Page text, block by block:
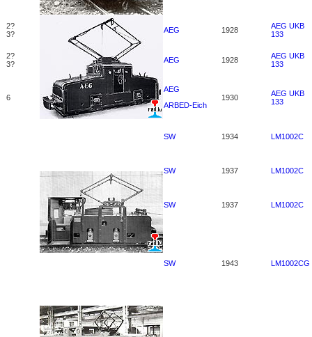
2?
3?
AEG 1928
AEG UKB
133
2?
3?
AEG 1928
AEG UKB
133
6
AEG
ARBED-Eich
1930
AEG UKB
133
SW 1934 LM1002C
SW 1937 LM1002C
SW 1937 LM1002C
SW 1943 LM1002CG